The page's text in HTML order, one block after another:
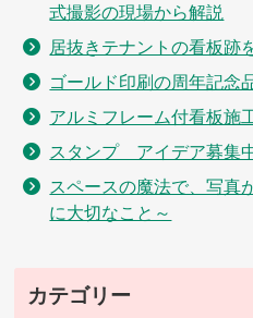
式撮影の現場から解説
居抜きテナントの看板跡
ゴールド印刷の周年記念
アルミフレーム付看板施
スタンプ アイデア募集
スペースの魔法で、写真
に大切なこと～
カテゴリー